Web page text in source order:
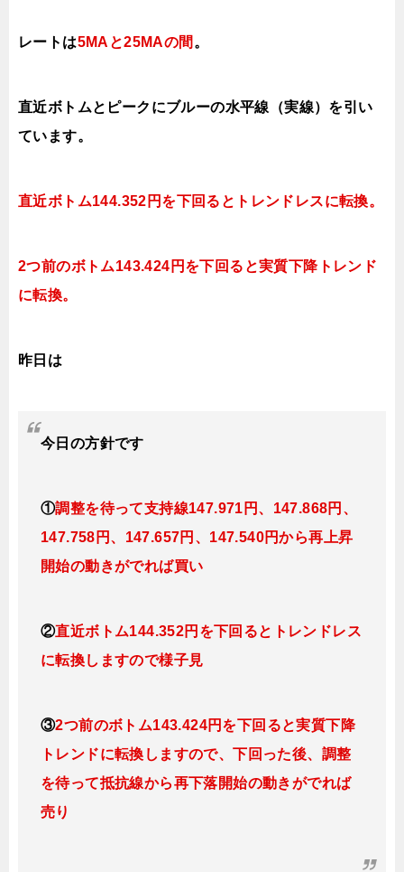
レートは5MAと25MAの間 。
直近ボトムとピークにブルーの水平線（実線）を引い
ています。
直近ボトム144.352円を下回ると トレンドレスに転換。
2つ前のボトム143.424円を下回ると実質下降トレンド
に転換。
昨日は
今日の方針です
①調整を待って支持線147.971円、147.868円、
147.758円、147.657円、147.540円から再上昇
開始の動きがでれば買い
②直近ボトム144.352円を下回るとトレンドレス
に転換しますので様子見
③2つ前のボトム143.424円を下回ると実質下降
トレンドに転換 しますので、下回った後、調整
を待って抵抗線から再下落開始の動きがでれば
売り